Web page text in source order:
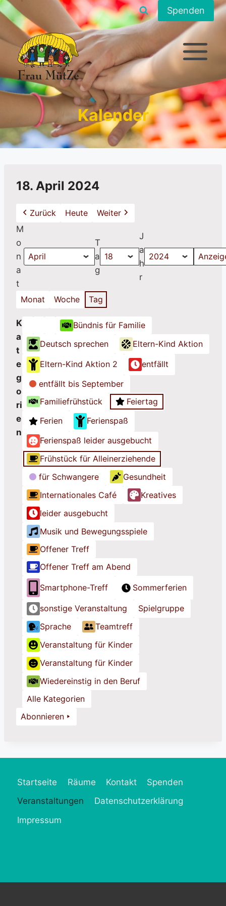
Zum
Inhalt
springen
Spenden
Kalender
18. April 2024
Zurück Heute
Weiter
M
o
n
a
t
T
a
g
J
a
h
r
Monat Woche Tag
K
a
t
e
g
o
ri
e
n
a
t
e
g
o
r
e
o
h
e
T
i
t
e
l
a
t
e
g
o
r
e
o
h
e
T
i
t
e
l
a
e
g
r
i
o
h
e
T
e
l
Bündnis für Familie
Deutsch sprechen
Eltern-Kind Aktion
Eltern-Kind Aktion 2
entfällt
entfällt bis September
Familiefrühstück
Feiertag
Ferien
Ferienspaß
Ferienspaß leider ausgebucht
Frühstück für Alleinerziehende
für Schwangere
Gesundheit
Internationales Café
Kreatives
leider ausgebucht
Musik und Bewegungsspiele
Offener Treff
Offener Treff am Abend
Smartphone-Treff Sommerferien
sonstige Veranstaltung
Spielgruppe
Sprache
Teamtreff
Veranstaltung für Kinder
Veranstaltung für Kinder
Wiedereinstig in den Beruf
Alle Kategorien
Abonnieren
Startseite Räume Kontakt
Spenden
Veranstaltungen
Datenschutzerklärung
Impressum